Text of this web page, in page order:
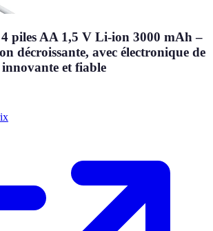
piles AA 1,5 V Li-ion 3000 mAh –
décroissante, avec électronique de
et fiable